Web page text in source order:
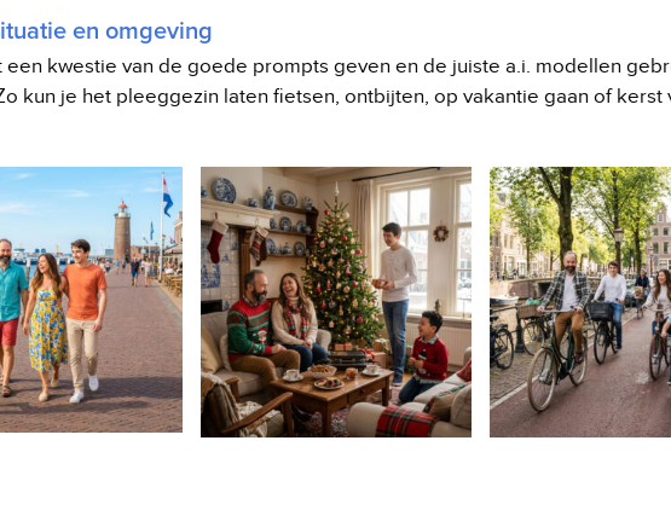
en omgeving
een kwestie van de goede prompts geven en de juiste a.i. modellen
kun je het pleeggezin laten fietsen, ontbijten, op vakantie gaan of